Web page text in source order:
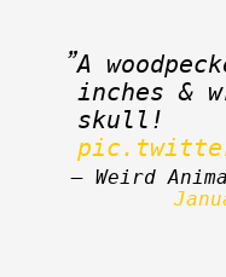
A
inches &